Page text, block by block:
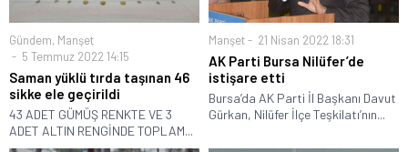
Gündem, Manşet
5 Temmuz 2022 14:15
Saman yüklü tırda taşınan 46
sikke ele geçirildi
43 ADET GÜMÜŞ RENKTE VE 3
ADET ALTIN RENGİNDE TOPLAM...
Manşet 21 Nisan 2022 18:31
AK Parti Bursa Nilüfer’de
istişare etti
Bursa’da AK Parti İl Başkanı Davut
Gürkan, Nilüfer İlçe Teşkilatı’nın...